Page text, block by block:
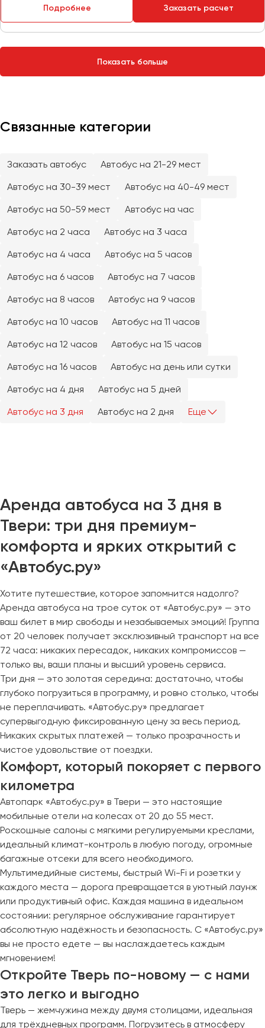
Подробнее Заказать расчет
Показать больше
Связанные категории
Заказать автобус
Автобус на 21-29 мест
Автобус на 30-39 мест
Автобус на 40-49 мест
Автобус на 50-59 мест
Автобус на час
Автобус на 2 часа
Автобус на 3 часа
Автобус на 4 часа
Автобус на 5 часов
Автобус на 6 часов
Автобус на 7 часов
Автобус на 8 часов
Автобус на 9 часов
Автобус на 10 часов
Автобус на 11 часов
Автобус на 12 часов
Автобус на 15 часов
Автобус на 16 часов
Автобус на день или сутки
Автобус на 4 дня
Автобус на 5 дней
Автобус на 3 дня
Автобус на 2 дня Еще
Аренда автобуса на 3 дня в
Твери: три дня премиум-
комфорта и ярких открытий с
«Автобус.ру»
Хотите путешествие, которое запомнится надолго?
Аренда автобуса на трое суток от «Автобус.ру» — это
ваш билет в мир свободы и незабываемых эмоций! Группа
от 20 человек получает эксклюзивный транспорт на все
72 часа: никаких пересадок, никаких компромиссов —
только вы, ваши планы и высший уровень сервиса.
Три дня — это золотая середина: достаточно, чтобы
глубоко погрузиться в программу, и ровно столько, чтобы
не переплачивать. «Автобус.ру» предлагает
супервыгодную фиксированную цену за весь период.
Никаких скрытых платежей — только прозрачность и
чистое удовольствие от поездки.
Комфорт, который покоряет с первого
километра
Автопарк «Автобус.ру» в Твери — это настоящие
мобильные отели на колесах от 20 до 55 мест.
Роскошные салоны с мягкими регулируемыми креслами,
идеальный климат-контроль в любую погоду, огромные
багажные отсеки для всего необходимого.
Мультимедийные системы, быстрый Wi-Fi и розетки у
каждого места — дорога превращается в уютный лаунж
или продуктивный офис. Каждая машина в идеальном
состоянии: регулярное обслуживание гарантирует
абсолютную надёжность и безопасность. С «Автобус.ру»
вы не просто едете — вы наслаждаетесь каждым
мгновением!
Откройте Тверь по-новому — с нами
это легко и выгодно
Тверь — жемчужина между двумя столицами, идеальная
для трёхдневных программ. Погрузитесь в атмосферу
Тверь
Тольятти
Улан-Удэ
Уфа
Феодосия
Чебоксары
Челябинск
Чита
Ярославль